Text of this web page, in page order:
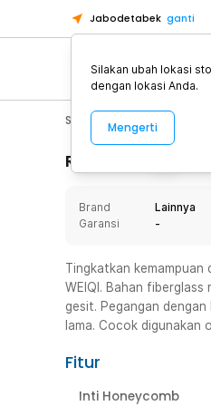
Jabodetabek ganti
Sport & Outdoor
Rincian Produk
Brand
Lainnya
Garansi
-
Tingkatkan
WEIQI. Bahan fiberglass
gesit. Pegangan
lama. Cocok digunakan
Fitur
Inti Honeycomb
Silakan ubah lokasi
dengan lokasi Anda.
Mengerti